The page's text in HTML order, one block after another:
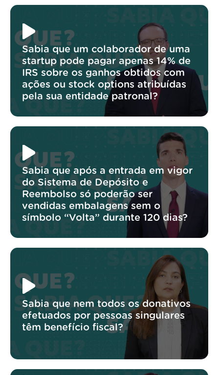
Sabia que um colaborador de uma
startup pode pagar apenas 14% de
IRS sobre os ganhos obtidos com
ações ou stock options atribuídas
pela sua entidade patronal?
Sabia que após a entrada em vigor
do Sistema de Depósito e
Reembolso só poderão ser
vendidas embalagens sem o
símbolo “Volta” durante 120 dias?
Sabia que nem todos os donativos
efetuados por pessoas singulares
têm benefício fiscal?